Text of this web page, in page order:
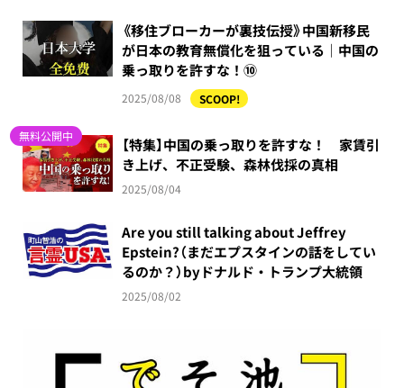
《移住ブローカーが裏技伝授》中国新移民
が日本の教育無償化を狙っている｜中国の
乗っ取りを許すな！⑩
2025/08/08 SCOOP!
無料公開中
【特集】中国の乗っ取りを許すな！ 家賃引
き上げ、不正受験、森林伐採の真相
2025/08/04
Are you still talking about Jeffrey
Epstein?（まだエプスタインの話をしてい
るのか？）byドナルド・トランプ大統領
2025/08/02